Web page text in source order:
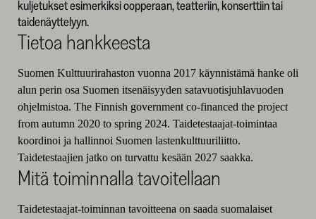
kuljetukset esimerkiksi oopperaan, teatteriin, konserttiin tai
taidenäyttelyyn.
Tietoa hankkeesta
Suomen Kulttuurirahaston vuonna 2017 käynnistämä hanke oli
alun perin osa Suomen itsenäisyyden satavuotisjuhlavuoden
ohjelmistoa. The Finnish government co-financed the project
from autumn 2020 to spring 2024. Taidetestaajat-toimintaa
koordinoi ja hallinnoi Suomen lastenkulttuuriliitto.
Taidetestaajien jatko on turvattu kesään 2027 saakka.
Mitä toiminnalla tavoitellaan
Taidetestaajat-toiminnan tavoitteena on saada suomalaiset